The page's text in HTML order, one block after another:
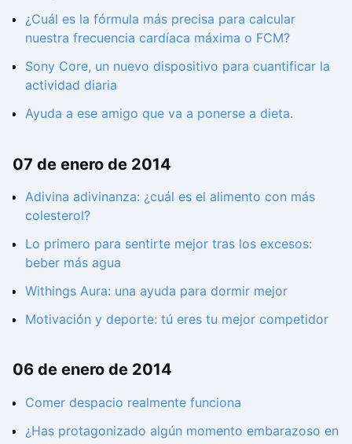
¿Cuál es la fórmula más precisa para calcular
nuestra frecuencia cardíaca máxima o FCM?
Sony Core, un nuevo dispositivo para cuantificar la
actividad diaria
Ayuda a ese amigo que va a ponerse a dieta.
07 de enero de 2014
Adivina adivinanza: ¿cuál es el alimento con más
colesterol?
Lo primero para sentirte mejor tras los excesos:
beber más agua
Withings Aura: una ayuda para dormir mejor
Motivación y deporte: tú eres tu mejor competidor
06 de enero de 2014
Comer despacio realmente funciona
¿Has protagonizado algún momento embarazoso en